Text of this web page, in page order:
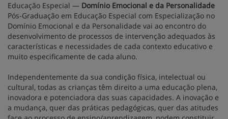
Educação Especial — Domínio Emocional e da Personalidade
Pós-Graduação em Educação Especial com Especialização no
Domínio Emocional e da Personalidade vai ao encontro do
desenvolvimento de processos de intervenção adequados às
características e necessidades de cada contexto educativo e
muito especificamente de cada aluno.
Independentemente da sua condição física, intelectual ou
cultural, todas as crianças têm direito a uma educação plena,
inovadora e potenciadora das suas capacidades. A inovação e
a mudança, quer das práticas pedagógicas, quer das atitudes